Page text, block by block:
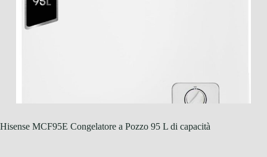
Hisense MCF95E Congelatore a Pozzo 95 L di capacità